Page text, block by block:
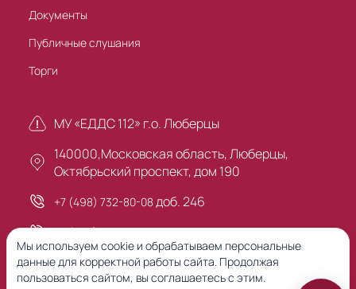
Документы
Публичные слушания
Торги
МУ «ЕДДС 112» г.о. Люберцы
140000,Московская область, Люберцы,
Октябрьский проспект, дом 190
+7 (498) 732-80-08 доб. 246
+7 (495) 503-30-00
Мы используем cookie и обрабатываем персональные
данные для корректной работы сайта. Продолжая
пользоваться сайтом, вы соглашаетесь с этим.